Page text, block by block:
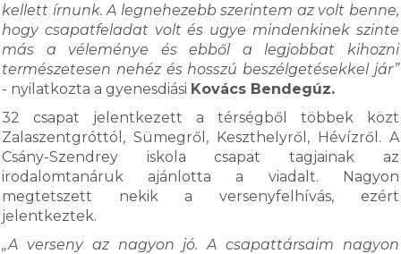
kellett írnunk. A legnehezebb szerintem az volt benne,
hogy csapatfeladat volt és ugye mindenkinek szinte
más a véleménye és ebből a legjobbat kihozni
természetesen nehéz és hosszú beszélgetésekkel jár”
- nyilatkozta a gyenesdiási Kovács Bendegúz.
32 csapat jelentkezett a térségből többek közt
Zalaszentgróttól, Sümegről, Keszthelyről, Hévízről. A
Csány-Szendrey iskola csapat tagjainak az
irodalomtanáruk ajánlotta a viadalt. Nagyon
megtetszett nekik a versenyfelhívás, ezért
jelentkeztek.
„A verseny az nagyon jó. A csapattársaim nagyon